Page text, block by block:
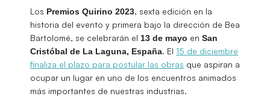
Los Premios Quirino 2023, sexta edición en la
historia del evento y primera bajo la dirección de Bea
Bartolomé, se celebrarán el 13 de mayo en San
Cristóbal de La Laguna, España. El 15 de diciembre
finaliza el plazo para postular las obras que aspiran a
ocupar un lugar en uno de los encuentros animados
más importantes de nuestras industrias.